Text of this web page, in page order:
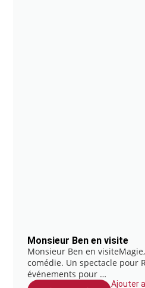
Monsieur Ben en visite
Monsieur Ben en
comédie. Un spectacle pour
événements pour …
Ajouter